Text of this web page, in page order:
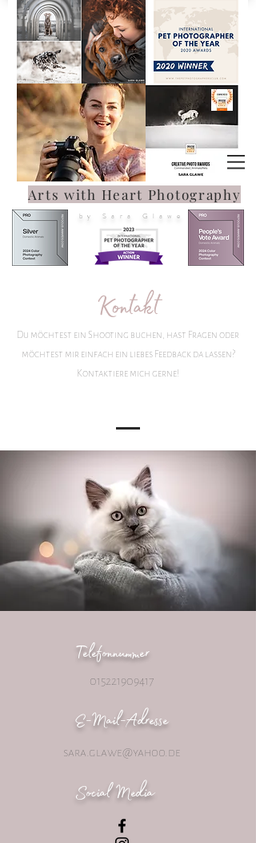
Arts with Heart Photography
by Sara Glawe
Kontakt
Du möchtest ein Shooting buchen, hast Fragen oder
möchtest mir einfach ein liebes Feedback da lassen?
Kontaktiere mich gerne!
Telefonnummer
015221909417
E-Mail-Adresse
sara.glawe@yahoo.de
Social Media